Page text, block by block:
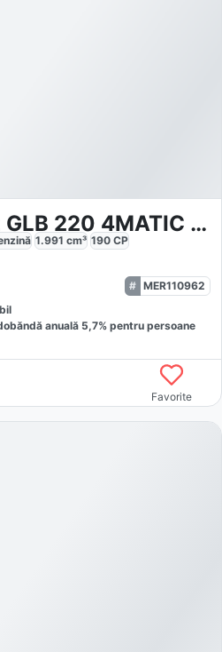
Mercedes-Benz GLB 220 4MATIC AMG Sport
1.991 cm³ 190 CP
MER110962
anuală 5,7% pentru persoane
Favorite